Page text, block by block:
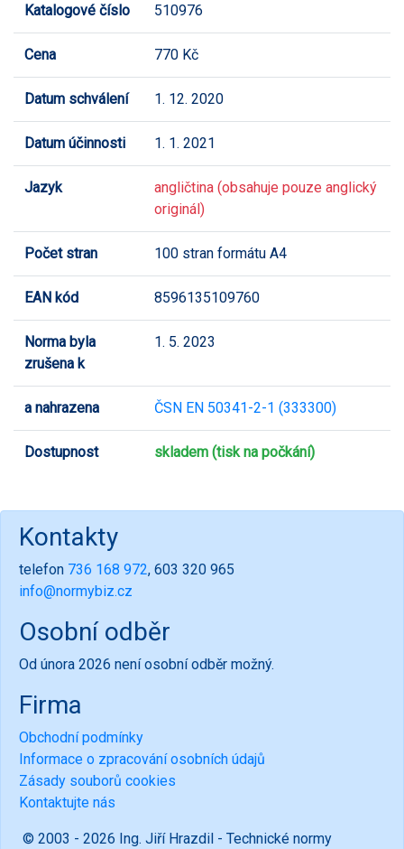
Katalogové číslo 510976
Cena 770 Kč
Datum schválení 1. 12. 2020
Datum účinnosti 1. 1. 2021
Jazyk
angličtina (obsahuje pouze anglický
originál)
Počet stran 100 stran formátu A4
EAN kód 8596135109760
Norma byla
zrušena k
1. 5. 2023
a nahrazena ČSN EN 50341-2-1 (333300)
Dostupnost skladem (tisk na počkání)
Kontakty
telefon 736 168 972, 603 320 965
info@normybiz.cz
Osobní odběr
Od února 2026 není osobní odběr možný.
Firma
Obchodní podmínky
Informace o zpracování osobních údajů
Zásady souborů cookies
Kontaktujte nás
© 2003 - 2026 Ing. Jiří Hrazdil - Technické normy